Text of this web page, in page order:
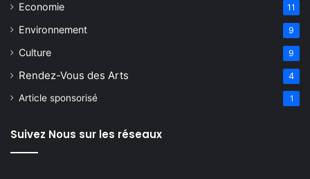
Economie 11
Environnement 9
Culture 9
Rendez-Vous des Arts 4
Article sponsorisé 1
Suivez Nous sur les réseaux